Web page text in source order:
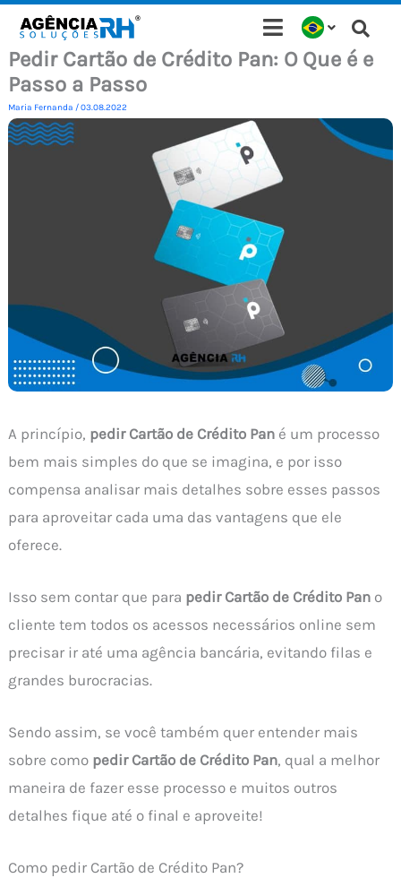
para
conteúdo
Pedir Cartão de Crédito Pan: O Que é e
Passo a Passo
Maria Fernanda /03.08.2022
A princípio, pedir Cartão de Crédito Pan é um processo
bem mais simples do que se imagina, e por isso
compensa analisar mais detalhes sobre esses passos
para aproveitar cada uma das vantagens que ele
oferece.
Isso sem contar que para pedir Cartão de Crédito Pan o
cliente tem todos os acessos necessários online sem
precisar ir até uma agência bancária, evitando filas e
grandes burocracias.
Sendo assim, se você também quer entender mais
sobre como pedir Cartão de Crédito Pan, qual a melhor
maneira de fazer esse processo e muitos outros
detalhes fique até o final e aproveite!
Como pedir Cartão de Crédito Pan?